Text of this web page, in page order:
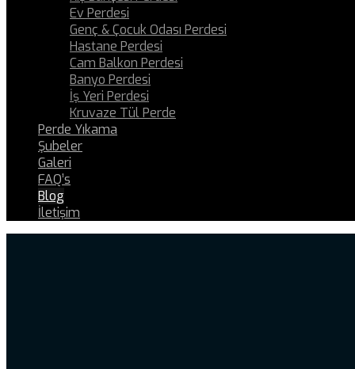
Ev Perdesi
Genç & Çocuk Odası Perdesi
Hastane Perdesi
Cam Balkon Perdesi
Banyo Perdesi
İş Yeri Perdesi
Kruvaze Tül Perde
Perde Yıkama
Şubeler
Galeri
FAQ’s
Blog
İletişim